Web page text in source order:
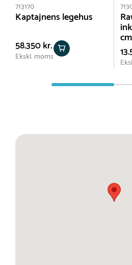
713170
Kaptajnens legehus
58.350 kr.
Ekskl. moms
cm